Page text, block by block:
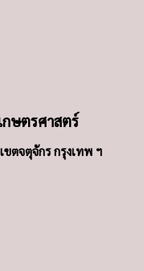
ษตรศาสตร์
ตจตุจักร กรุงเทพ ฯ